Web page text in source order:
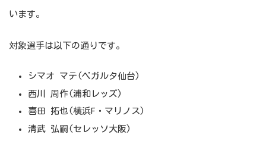
います。
対象選手は以下の通りです。
シマオ マテ(ベガルタ仙台)
西川 周作(浦和レッズ)
喜田 拓也(横浜F・マリノス)
清武 弘嗣(セレッソ大阪)